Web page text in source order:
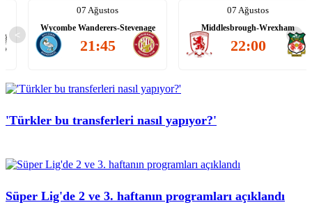
<
07 Ağustos
Wycombe Wanderers-Stevenage
21:45
07 Ağustos
Middlesbrough-Wrexham
22:00
>
'Türkler bu transferleri nasıl yapıyor?'
Süper Lig'de 2 ve 3. haftanın programları açıklandı